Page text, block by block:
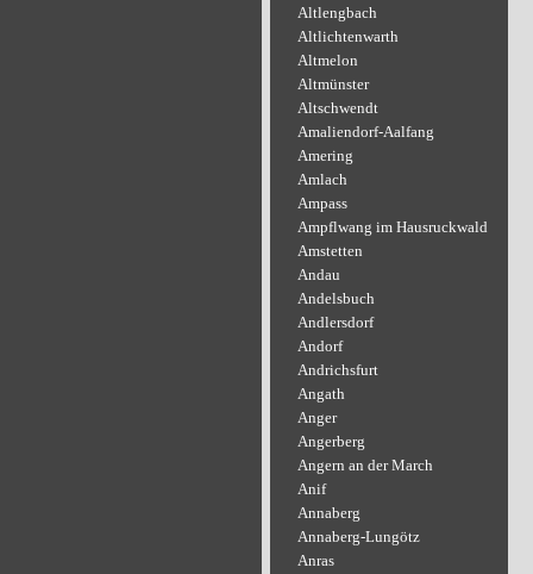
Altlengbach
Altlichtenwarth
Altmelon
Altmünster
Altschwendt
Amaliendorf-Aalfang
Amering
Amlach
Ampass
Ampflwang im Hausruckwald
Amstetten
Andau
Andelsbuch
Andlersdorf
Andorf
Andrichsfurt
Angath
Anger
Angerberg
Angern an der March
Anif
Annaberg
Annaberg-Lungötz
Anras